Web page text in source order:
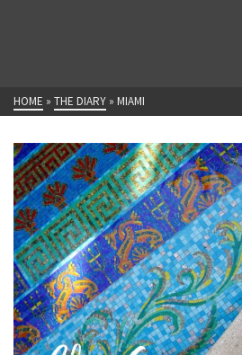
HOME » THE DIARY » MIAMI